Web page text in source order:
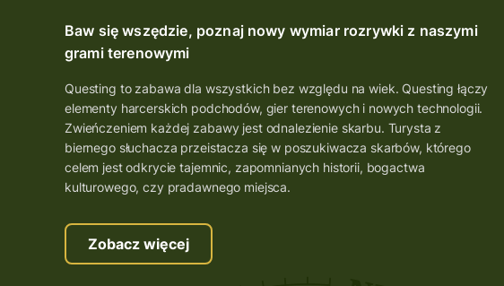
Baw się wszędzie, poznaj nowy wymiar rozrywki z naszymi
grami terenowymi
Questing to zabawa dla wszystkich bez względu na wiek. Questing łączy
elementy harcerskich podchodów, gier terenowych i nowych technologii.
Zwieńczeniem każdej zabawy jest odnalezienie skarbu. Turysta z
biernego słuchacza przeistacza się w poszukiwacza skarbów, którego
celem jest odkrycie tajemnic, zapomnianych historii, bogactwa
kulturowego, czy pradawnego miejsca.
Zobacz więcej